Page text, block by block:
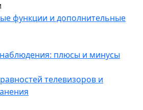
функции и дополнительные
плюсы и минусы
телевизоров и